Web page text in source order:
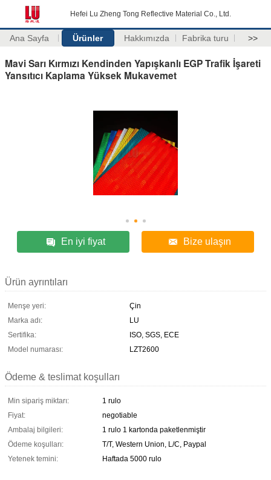
Hefei Lu Zheng Tong Reflective Material Co., Ltd.
Ana Sayfa Ürünler Hakkımızda Fabrika turu >>
Mavi Sarı Kırmızı Kendinden Yapışkanlı EGP Trafik İşareti
Yansıtıcı Kaplama Yüksek Mukavemet
En iyi fiyat Bize ulaşın
Ürün ayrıntıları
Menşe yeri:
Çin
Marka adı:
LU
Sertifika:
ISO, SGS, ECE
Model numarası:
LZT2600
Ödeme & teslimat koşulları
Min sipariş miktarı:
1 rulo
Fiyat:
negotiable
Ambalaj bilgileri:
1 rulo 1 kartonda paketlenmiştir
Ödeme koşulları:
T/T, Western Union, L/C, Paypal
Yetenek temini:
Haftada 5000 rulo